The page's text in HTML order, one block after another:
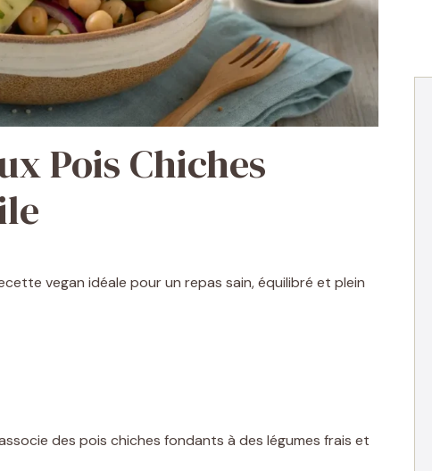
Pois Chiches
vegan idéale pour un repas sain, équilibré et plein
des pois chiches fondants à des légumes frais et